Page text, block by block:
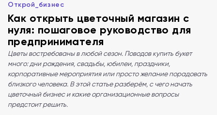
Открой_бизнес
Как открыть цветочный магазин с
нуля: пошаговое руководство для
предпринимателя
Цветы востребованы в любой сезон. Поводов купить букет
много: дни рождения, свадьбы, юбилеи, праздники,
корпоративные мероприятия или просто желание порадовать
близкого человека. В этой статье разберём, с чего начать
цветочный бизнес и какие организационные вопросы
предстоит решить.